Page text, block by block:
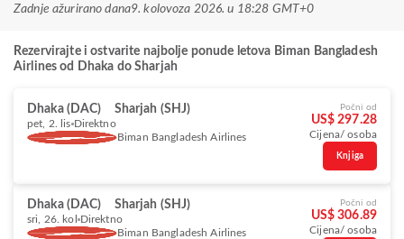
Zadnje ažurirano dana9. kolovoza 2026. u 18:28 GMT+0
Rezervirajte i ostvarite najbolje ponude letova Biman Bangladesh
Airlines od Dhaka do Sharjah
Dhaka (DAC) Sharjah (SHJ)
pet, 2. lis Direktno
Biman Bangladesh Airlines
Počni od
US$ 297.28
Cijena/ osoba
Knjiga
Dhaka (DAC) Sharjah (SHJ)
sri, 26. kol Direktno
Biman Bangladesh Airlines
Počni od
US$ 306.89
Cijena/ osoba